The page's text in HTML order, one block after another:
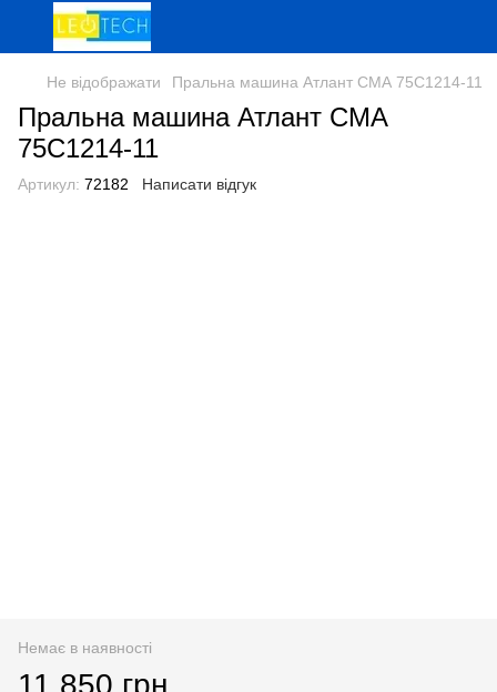
Не відображати Пральна машина Атлант СМА 75С1214-11
Пральна машина Атлант СМА
75С1214-11
Артикул: 72182 Написати відгук
Немає в наявності
11 850 грн